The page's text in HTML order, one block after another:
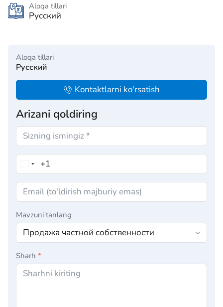
Aloqa tillari
Русский
Aloqa tillari
Русский
Kontaktlarni ko'rsatish
Arizani qoldiring
Mavzuni tanlang
Sharh *